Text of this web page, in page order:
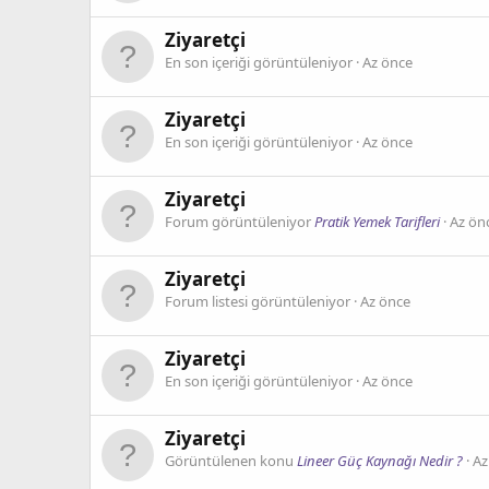
Ziyaretçi
En son içeriği görüntüleniyor Az önce
Ziyaretçi
En son içeriği görüntüleniyor Az önce
Ziyaretçi
Forum görüntüleniyorPratik Yemek Tarifleri Az
Ziyaretçi
Forum listesi görüntüleniyor Az önce
Ziyaretçi
En son içeriği görüntüleniyor Az önce
Ziyaretçi
Görüntülenen konu Lineer Güç Kaynağı Nedir ?